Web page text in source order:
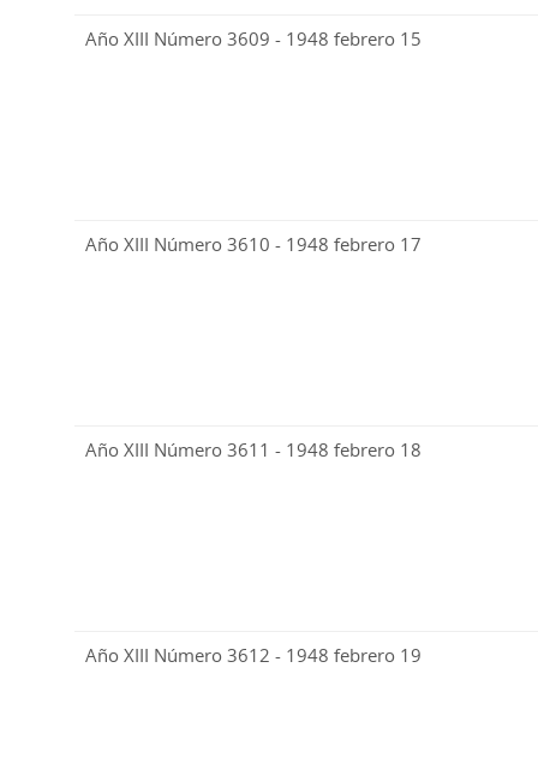
Año XIII Número 3609 - 1948 febrero 15
Año XIII Número 3610 - 1948 febrero 17
Año XIII Número 3611 - 1948 febrero 18
Año XIII Número 3612 - 1948 febrero 19